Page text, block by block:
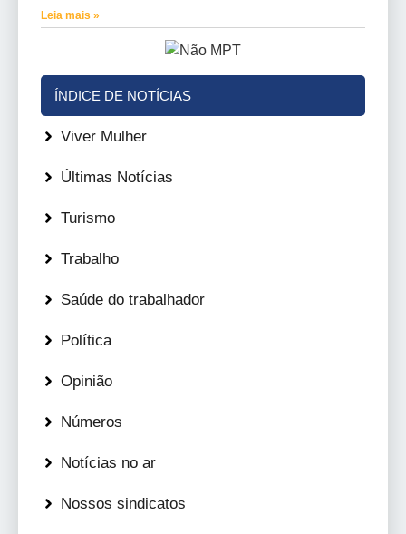
Leia mais »
ÍNDICE DE NOTÍCIAS
Viver Mulher
Últimas Notícias
Turismo
Trabalho
Saúde do trabalhador
Política
Opinião
Números
Notícias no ar
Nossos sindicatos